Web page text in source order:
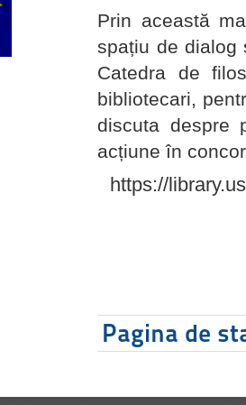
Prin această
spațiu de dialog
Catedra de
bibliotecari,
discuta despre
acțiune în
https://
Pagina de